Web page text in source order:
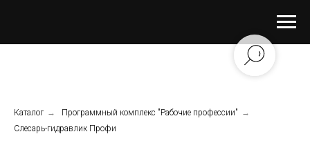
Каталог → Программный комплекс "Рабочие профессии" →
Слесарь-гидравлик Профи